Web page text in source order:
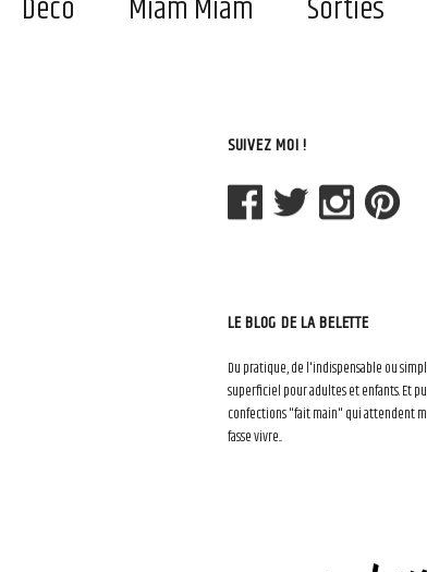
Déco Miam Miam Sorties
SUIVEZ MOI !
LE BLOG DE LA BELETTE
Du pratique, de l'indispensable ou
superficiel pour adultes et enfants. Et
confections "fait main" qui attendent
fasse vivre...